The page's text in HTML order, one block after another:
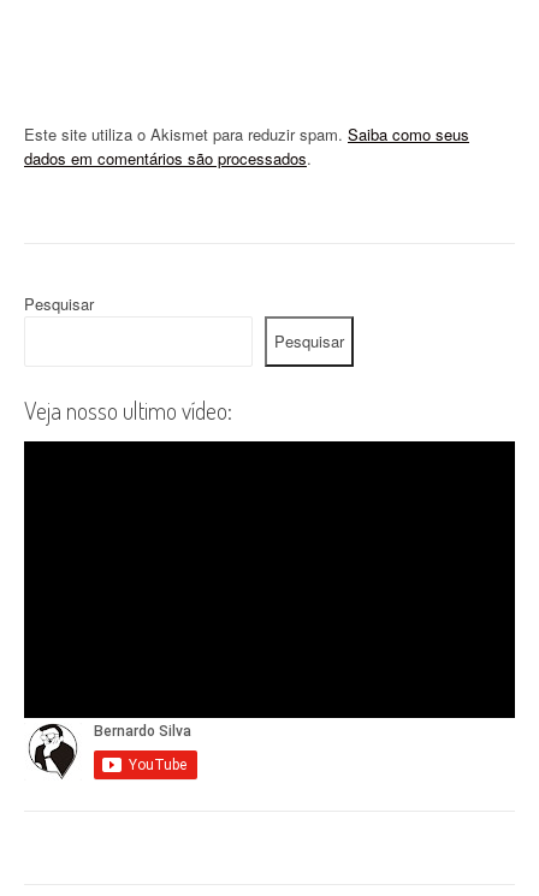
Este site utiliza o Akismet para reduzir spam. Saiba como seus
dados em comentários são processados.
Pesquisar
Pesquisar
Veja nosso ultimo vídeo: